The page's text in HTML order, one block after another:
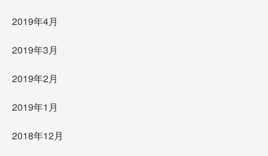
2019年4月
2019年3月
2019年2月
2019年1月
2018年12月